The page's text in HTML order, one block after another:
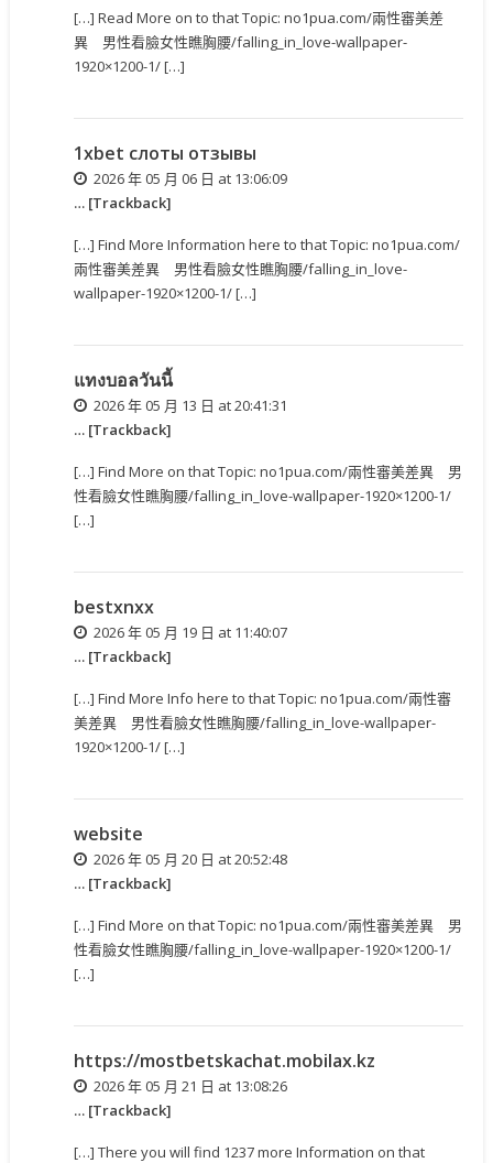
[…] Read More on to that Topic: no1pua.com/兩性審美差
異 男性看臉女性瞧胸腰/falling_in_love-wallpaper-
1920×1200-1/ […]
1xbet слоты отзывы
2026 年 05 月 06 日 at 13:06:09
… [Trackback]
[…] Find More Information here to that Topic: no1pua.com/
兩性審美差異 男性看臉女性瞧胸腰/falling_in_love-
wallpaper-1920×1200-1/ […]
แทงบอลวันนี้
2026 年 05 月 13 日 at 20:41:31
… [Trackback]
[…] Find More on that Topic: no1pua.com/兩性審美差異 男
性看臉女性瞧胸腰/falling_in_love-wallpaper-1920×1200-1/
[…]
bestxnxx
2026 年 05 月 19 日 at 11:40:07
… [Trackback]
[…] Find More Info here to that Topic: no1pua.com/兩性審
美差異 男性看臉女性瞧胸腰/falling_in_love-wallpaper-
1920×1200-1/ […]
website
2026 年 05 月 20 日 at 20:52:48
… [Trackback]
[…] Find More on that Topic: no1pua.com/兩性審美差異 男
性看臉女性瞧胸腰/falling_in_love-wallpaper-1920×1200-1/
[…]
https://mostbetskachat.mobilax.kz
2026 年 05 月 21 日 at 13:08:26
… [Trackback]
[…] There you will find 1237 more Information on that